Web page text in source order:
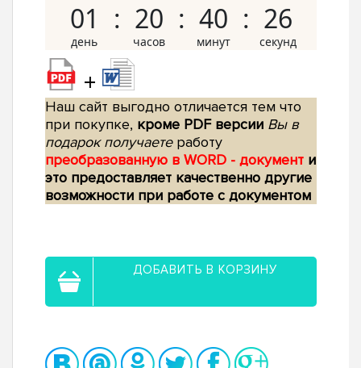
01 20 40 25
+
Наш сайт выгодно отличается тем что
при покупке, кроме PDF версии Вы в
подарок получаетеработу
преобразованную в WORD - документ и
это предоставляет качественно другие
возможности при работе с документом
ДОБАВИТЬ В КОРЗИНУ